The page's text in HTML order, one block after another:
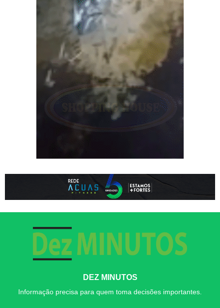
DEZ MINUTOS
Informação precisa para quem toma decisões importantes.